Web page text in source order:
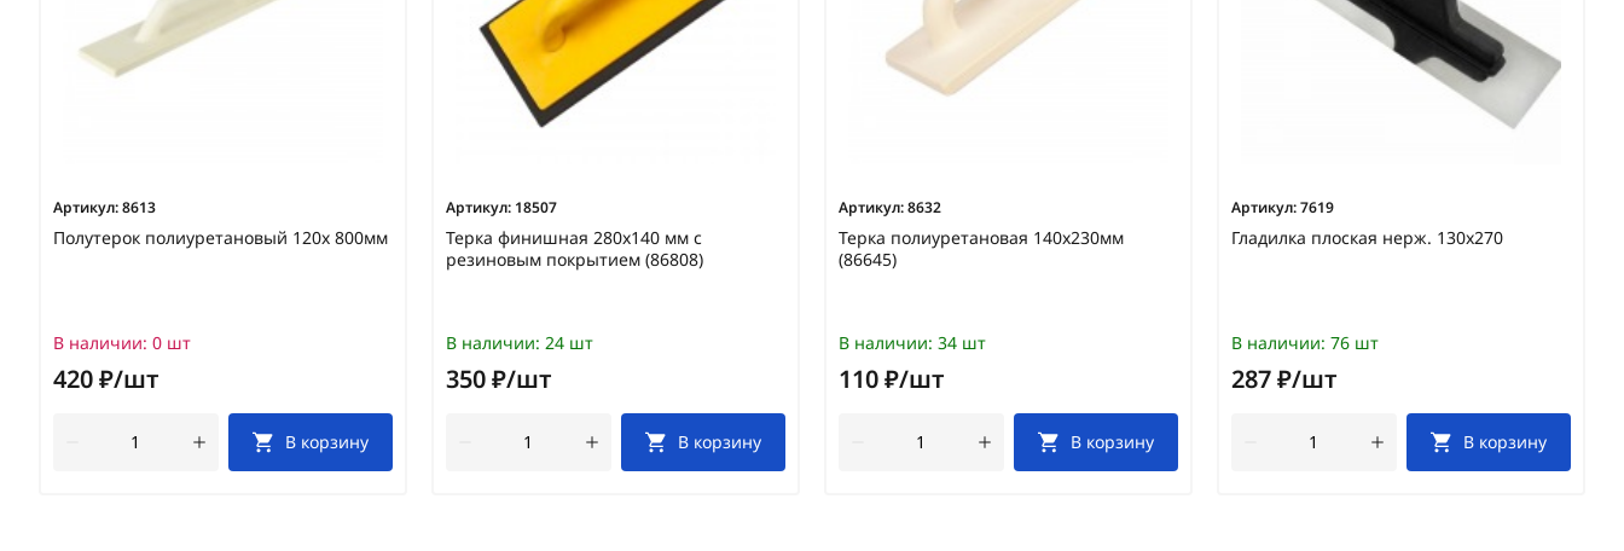
Артикул:8613
Полутерок полиуретановый 120х 800мм
В наличии: 0 шт
420 ₽/шт
В корзину
Артикул: 18507
Терка финишная 280х140 мм с
резиновым покрытием (86808)
В наличии: 24 шт
350 ₽/шт
В корзину
Артикул:8632
Терка полиуретановая 140х230мм
(86645)
В наличии: 34 шт
110 ₽/шт
В корзину
Артикул:7619
Гладилка плоская нерж. 130х270
В наличии: 76 шт
287 ₽/шт
В корзину